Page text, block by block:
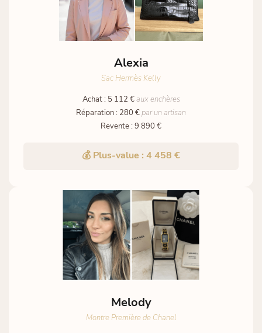
Alexia
Sac Hermès Kelly
Achat : 5 112 €aux enchères
Réparation : 280 €par un artisan
Revente : 9 890 €
💰 Plus-value : 4 458 €
Melody
Montre Première de Chanel